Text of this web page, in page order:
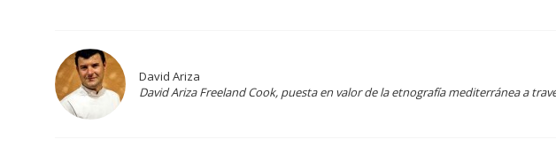
David Ariza
David Ariza Freeland Cook, puesta en valor de la etnografía mediterránea a